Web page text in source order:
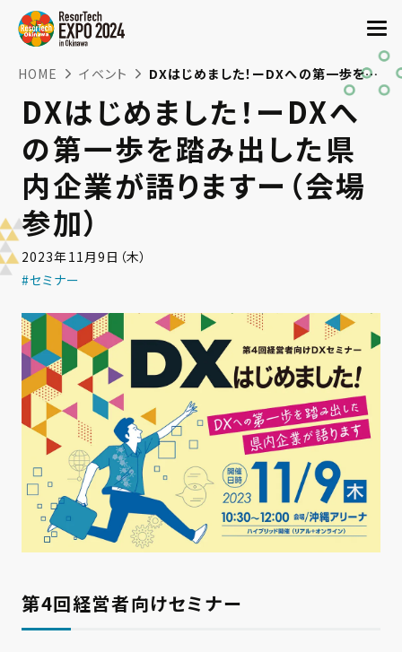
HOME イベント DXはじめました！ーDXへの第一歩を踏み出した県内企業が語りますー（会場参加）
DXはじめました！ーDXへ
の第一歩を踏み出した県
内企業が語りますー（会場
参加）
2023年11月9日（木）
#セミナー
第4回経営者向けセミナー